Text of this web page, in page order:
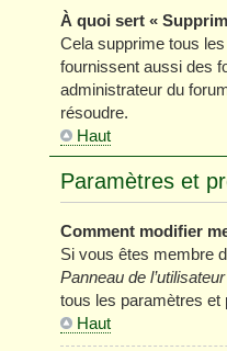
À quoi sert «
Cela supprime tous
fournissent aussi des
administrateur du
résoudre.
Haut
Paramètres et
Comment modifier
Si vous êtes membre
Panneau de l’utilisateur
tous les paramètres et
Haut